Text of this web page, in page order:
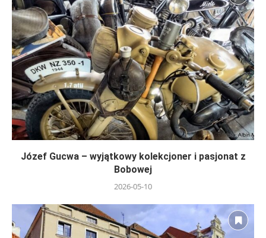
Józef Gucwa – wyjątkowy kolekcjoner i pasjonat z
Bobowej
2026-05-10